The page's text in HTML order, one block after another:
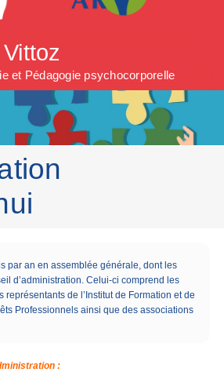
et Pédagogie psychocorporelle
par an en assemblée générale, dont les
d’administration. Celui-ci comprend les
représentants de l’Institut de Formation et de
Professionnels ainsi que des associations
: